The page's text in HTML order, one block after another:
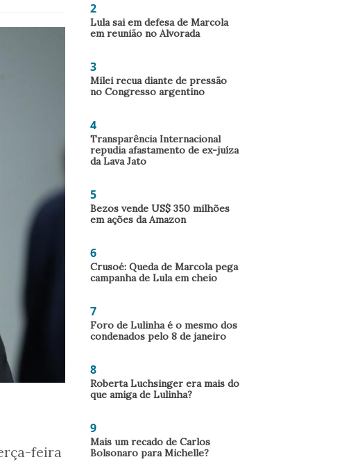
feira
2
Lula sai em defesa de Marcola
em reunião no Alvorada
3
Milei recua diante de pressão
no Congresso argentino
4
Transparência Internacional
repudia afastamento de ex-juíza
da Lava Jato
5
Bezos vende US$ 350 milhões
em ações da Amazon
6
Crusoé: Queda de Marcola pega
campanha de Lula em cheio
7
Foro de Lulinha é o mesmo dos
condenados pelo 8 de janeiro
8
Roberta Luchsinger era mais do
que amiga de Lulinha?
9
Mais um recado de Carlos
Bolsonaro para Michelle?